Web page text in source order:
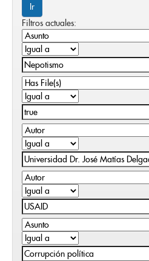
Filtros actuales: